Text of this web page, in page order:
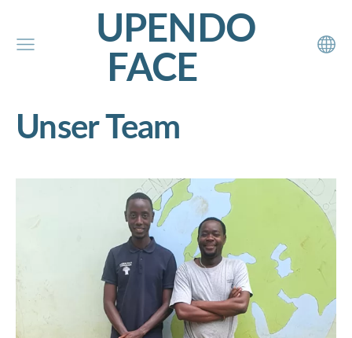
UPENDO
FACE
Unser Team